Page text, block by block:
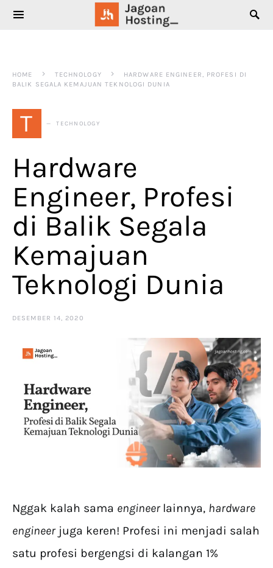
SEARCH FOR:
HOME TECHNOLOGY
HARDWARE ENGINEER, PROFESI DI
BALIK SEGALA KEMAJUAN TEKNOLOGI DUNIA
T TECHNOLOGY
Hardware
Engineer, Profesi
di Balik Segala
Kemajuan
Teknologi Dunia
DESEMBER 14, 2020
Nggak kalah sama engineer lainnya, hardware
engineer juga keren! Profesi ini menjadi salah
satu profesi bergengsi di kalangan 1%